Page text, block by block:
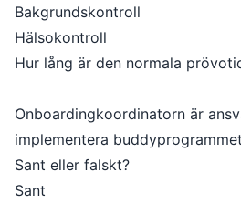
Bakgrundskontroll
Hälsokontroll
Hur lång är den normala
Onboardingkoordinatorn är
implementera
Sant eller falskt?
Sant